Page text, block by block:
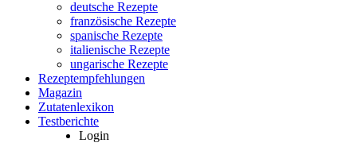
deutsche Rezepte
französische Rezepte
spanische Rezepte
italienische Rezepte
ungarische Rezepte
Rezeptempfehlungen
Magazin
Zutatenlexikon
Testberichte
Login